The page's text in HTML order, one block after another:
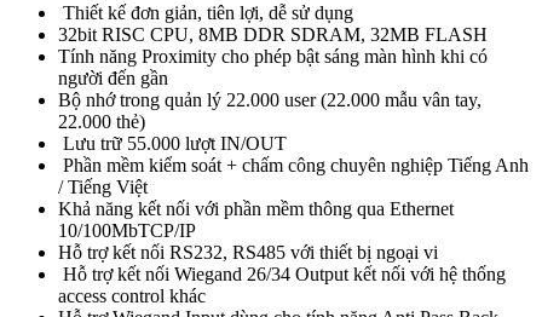
Thiết kế đơn giản, tiên lợi, dễ sử dụng
32bit RISC CPU, 8MB DDR SDRAM, 32MB FLASH
Tính năng Proximity cho phép bật sáng màn hình khi có
người đến gần
Bộ nhớ trong quản lý 22.000 user (22.000 mẫu vân tay,
22.000 thẻ)
Lưu trữ 55.000 lượt IN/OUT
Phần mềm kiểm soát + chấm công chuyên nghiệp Tiếng Anh
/ Tiếng Việt
Khả năng kết nối với phần mềm thông qua Ethernet
10/100MbTCP/IP
Hỗ trợ kết nối RS232, RS485 với thiết bị ngoại vi
Hỗ trợ kết nối Wiegand 26/34 Output kết nối với hệ thống
access control khác